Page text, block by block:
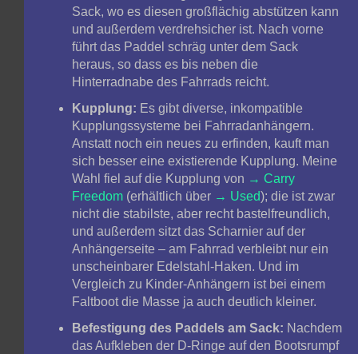
Sack, wo es diesen großflächig abstützen kann
und außerdem verdrehsicher ist. Nach vorne
führt das Paddel schräg unter dem Sack
heraus, so dass es bis neben die
Hinterradnabe des Fahrrads reicht.
Kupplung: Es gibt diverse, inkompatible
Kupplungssysteme bei Fahrradanhängern.
Anstatt noch ein neues zu erfinden, kauft man
sich besser eine existierende Kupplung. Meine
Wahl fiel auf die Kupplung von
Carry
Freedom (erhältlich über Used); die ist zwar
nicht die stabilste, aber recht bastelfreundlich,
und außerdem sitzt das Scharnier auf der
Anhängerseite – am Fahrrad verbleibt nur ein
unscheinbarer Edelstahl-Haken. Und im
Vergleich zu Kinder-Anhängern ist bei einem
Faltboot die Masse ja auch deutlich kleiner.
Befestigung des Paddels am Sack: Nachdem
das Aufkleben der D-Ringe auf den Bootsrumpf